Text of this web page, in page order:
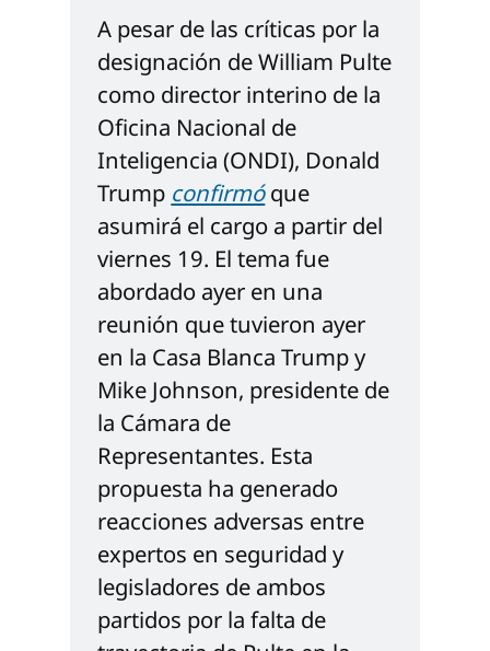
A pesar de las críticas por la
designación de William Pulte
como director interino de la
Oficina Nacional de
Inteligencia (ONDI), Donald
Trump confirmó que
asumirá el cargo a partir del
viernes 19. El tema fue
abordado ayer en una
reunión que tuvieron ayer
en la Casa Blanca Trump y
Mike Johnson, presidente de
la Cámara de
Representantes. Esta
propuesta ha generado
reacciones adversas entre
expertos en seguridad y
legisladores de ambos
partidos por la falta de